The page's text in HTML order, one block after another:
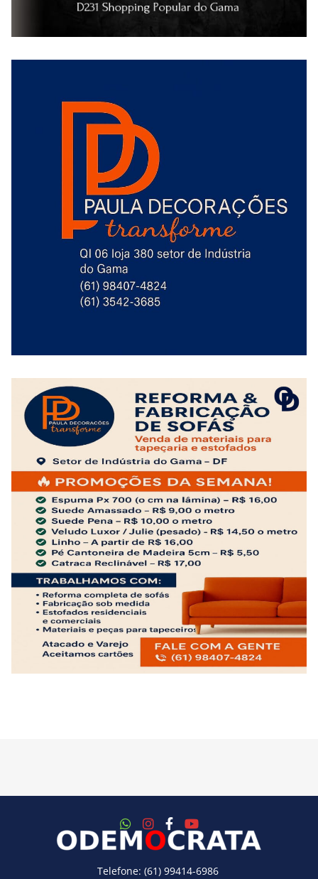
Telefone: (61) 99414-6986